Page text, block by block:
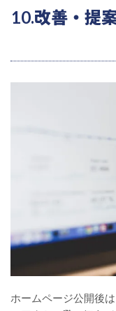
10.改善・提
ホームページ公開後は